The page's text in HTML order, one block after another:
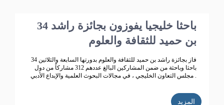
34 باحثا خليجيا يفوزون بجائزة راشد
بن حميد للثقافة والعلوم
فاز بجائزة راشد بن حميد للثقافة والعلوم بدورتها السابعة والثلاثين 34
باحثا وباحثة من ضمن المشاركين البالغ عددهم 312 مشاركاً من دول
مجلس التعاون الخليجي ، في مجالات البحوث العلمية والإبداع الأدبي .
المزيد